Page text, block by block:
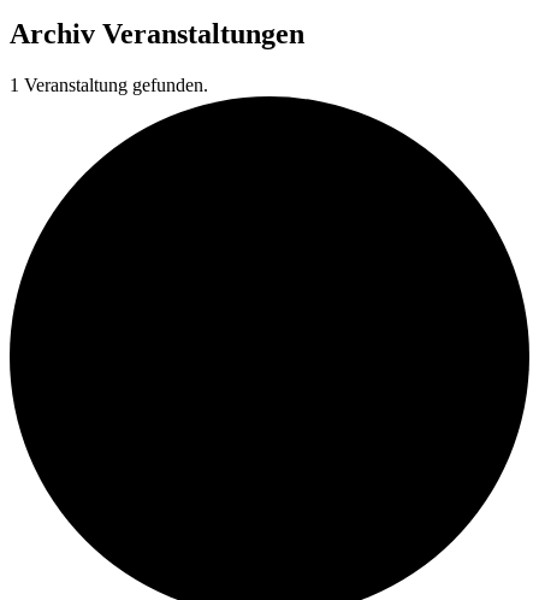
Archiv Veranstaltungen
1 Veranstaltung gefunden.